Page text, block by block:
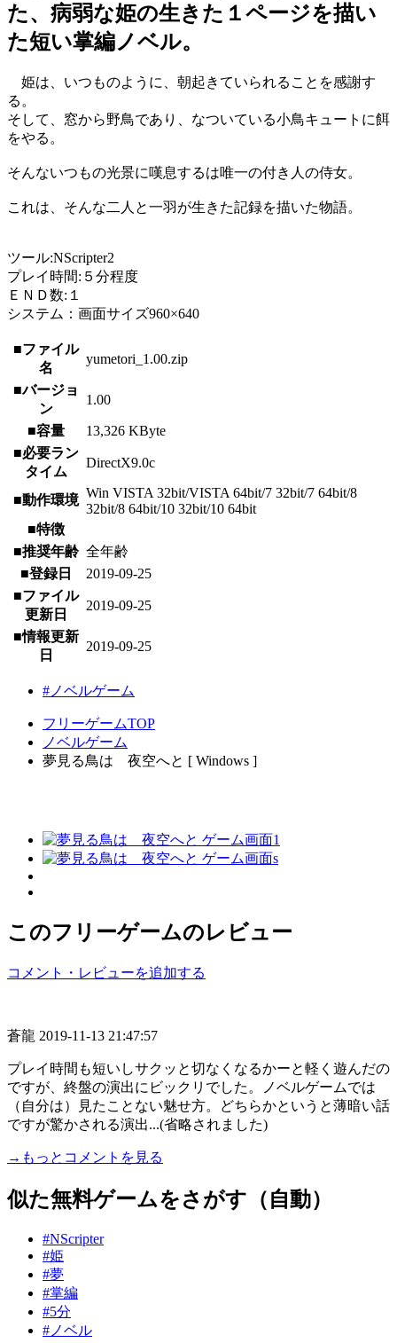
た、病弱な姫の生きた１ページを描い
た短い掌編ノベル。
姫は、いつものように、朝起きていられることを感謝す
る。
そして、窓から野鳥であり、なついている小鳥キュートに餌
をやる。
そんないつもの光景に嘆息するは唯一の付き人の侍女。
これは、そんな二人と一羽が生きた記録を描いた物語。
ツール:NScripter2
プレイ時間:５分程度
ＥＮＤ数:１
システム：画面サイズ960×640
■ファイル
名
yumetori_1.00.zip
■バージョ
ン
1.00
■容量
13,326 KByte
■必要ラン
タイム
DirectX9.0c
■動作環境 Win VISTA 32bit/VISTA 64bit/7 32bit/7 64bit/8
32bit/8 64bit/10 32bit/10 64bit
■特徴
■推奨年齢 全年齢
■登録日
2019-09-25
■ファイル
更新日
2019-09-25
■情報更新
日
2019-09-25
#ノベルゲーム
フリーゲームTOP
ノベルゲーム
夢見る鳥は 夜空へと [ Windows ]
このフリーゲームのレビュー
コメント・レビューを追加する
蒼龍 2019-11-13 21:47:57
プレイ時間も短いしサクッと切なくなるかーと軽く遊んだの
ですが、終盤の演出にビックリでした。ノベルゲームでは
（自分は）見たことない魅せ方。どちらかというと薄暗い話
ですが驚かされる演出...(省略されました)
→もっとコメントを見る
似た無料ゲームをさがす（自動）
#NScripter
#姫
#夢
#掌編
#5分
#ノベル